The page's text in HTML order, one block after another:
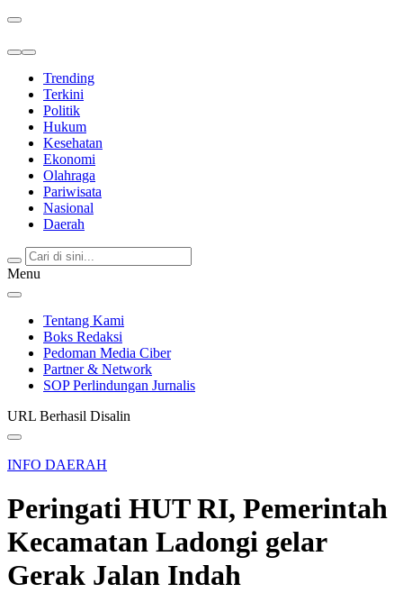
Trending
Terkini
Politik
Hukum
Kesehatan
Ekonomi
Olahraga
Pariwisata
Nasional
Daerah
Menu
Tentang Kami
Boks Redaksi
Pedoman Media Ciber
Partner & Network
SOP Perlindungan Jurnalis
URL Berhasil Disalin
INFO DAERAH
Peringati HUT RI, Pemerintah
Kecamatan Ladongi gelar
Gerak Jalan Indah